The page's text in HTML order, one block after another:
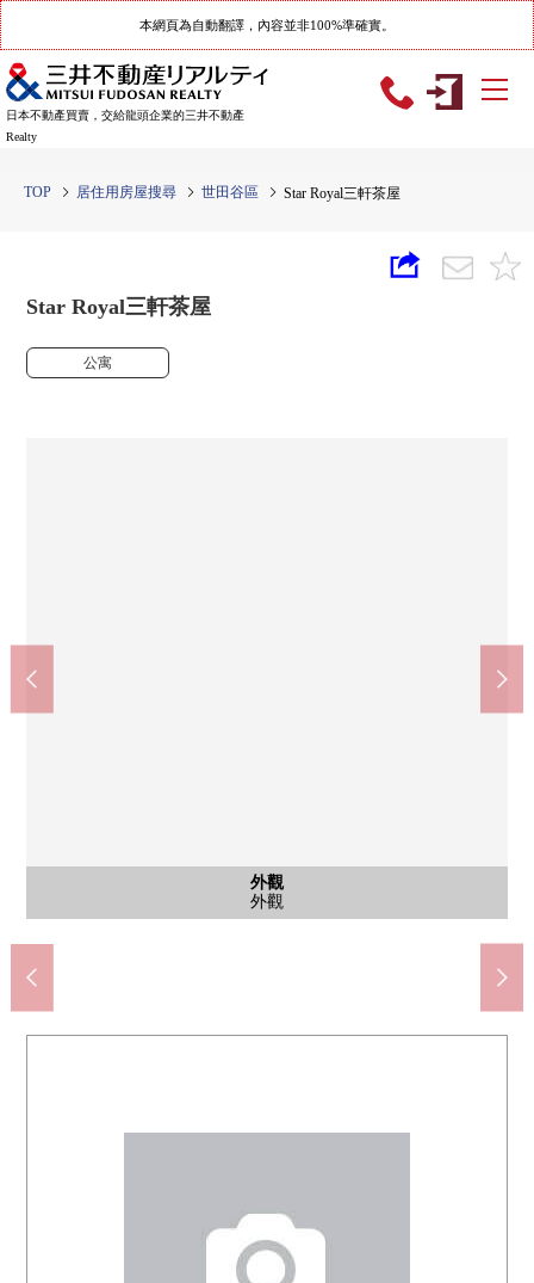
本網頁為自動翻譯，內容並非100%準確實。
日本不動產買賣，交給龍頭企業的三井不動產
Realty
TOP 居住用房屋搜尋 世田谷區 Star Royal三軒茶屋
Star Royal三軒茶屋
公寓
外觀
外觀
客廳
※圖片，CG合成家具、供給品的配置例在實際的室內了。銷售價
格不包括家具。
客廳
客廳
客廳
客廳
客廳
客廳
廚房
廚房
廚房
廚房
公共汽車
公共汽車
洗臉
洗臉
廁所
廁所
室內
室內
室內
室內
收納
收納
室內
室內
室內
室內
門口
門口
陽台
陽台
入口
入口
入口
入口
共有部分
共有部分
共有部分
共有部分
停車場
停車場
停車場
停車場
外觀
外觀
外觀
外觀
外觀
外觀
Mybasket三軒茶屋商店(約180m)
OZEKI野澤商店(約600m)
Lawson上馬2丁目商店(約150m)
7-Eleven世田谷上馬2丁目商店(約300m)
Tomod's上馬商店(約500m)
Carrot Tower(約1000m)
駒澤醫院(約750m)
丸山公園(約700m)